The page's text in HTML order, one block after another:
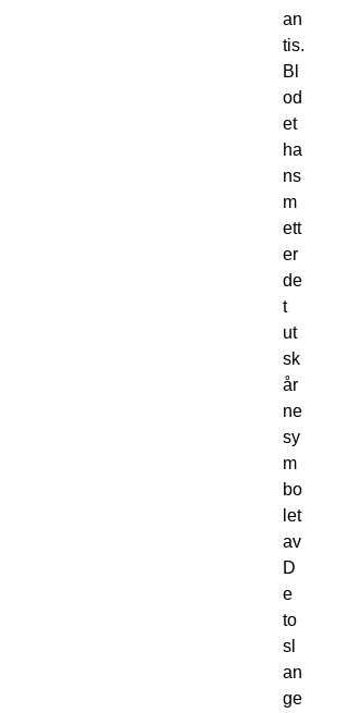
an
tis.
Bl
od
et
ha
ns
m
ett
er
de
t
ut
sk
år
ne
sy
m
bo
let
av
D
e
to
sl
an
ge